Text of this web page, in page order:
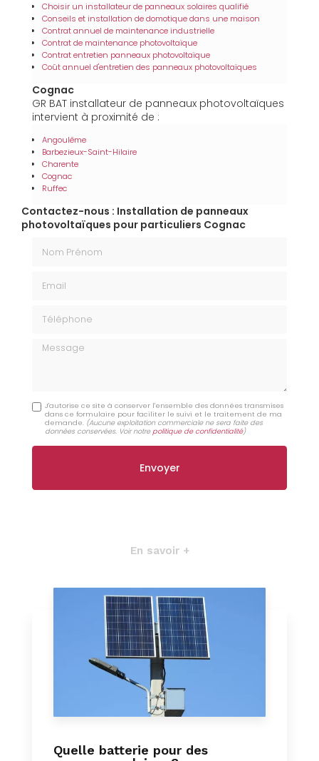
Choisir un installateur de panneaux solaires qualifié
Conseils et installation de domotique dans une maison
Contrat annuel de maintenance industrielle
Contrat de maintenance photovoltaïque
Contrat entretien panneaux photovoltaïque
Coût annuel d'entretien des panneaux photovoltaïques
Cognac
GR BAT installateur de panneaux photovoltaïques
intervient à proximité de :
Angoulême
Barbezieux-Saint-Hilaire
Charente
Cognac
Ruffec
Contactez-nous : Installation de panneaux
photovoltaïques pour particuliers Cognac
Message
J'autorise ce site à conserver l'ensemble des données transmises
dans ce formulaire pour faciliter le suivi et le traitement de ma
demande. (Aucune exploitation commerciale ne sera faite des
données conservées. Voir notrepolitique de confidentialité)
En savoir +
Quelle batterie pour des